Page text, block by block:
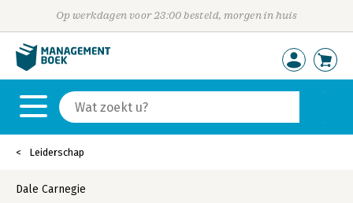
Op werkdagen voor 23:00 besteld, morgen in huis
Leiderschap
Dale Carnegie